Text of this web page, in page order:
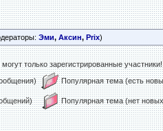
Эми, Аксин, Prix)
только зарегистрированные участники!
Популярная тема (есть
Популярная тема (нет